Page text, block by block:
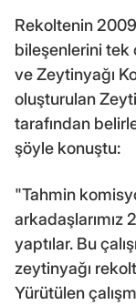
Rekoltenin
bileşenlerini tek
ve Zeytinyağı
oluşturulan
tarafından
şöyle konuştu:
"Tahmin
arkadaşlarımız
yaptılar. Bu
zeytinyağı
Yürütülen